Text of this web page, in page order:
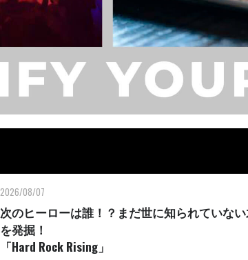
2026/08/07
次のヒーローは誰！？まだ世に知られていな
を発掘！
「Hard Rock Rising」